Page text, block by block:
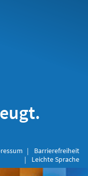
Barrierefreiheit
Leichte Sprache